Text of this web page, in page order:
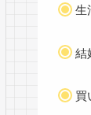
生
結
買